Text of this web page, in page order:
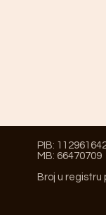
PIB:
MB: 66470709
Broj u registru